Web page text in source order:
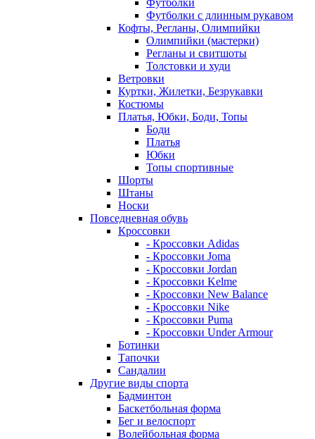
Футболки
Футболки с длинным рукавом
Кофты, Регланы, Олимпийки
Олимпийки (мастерки)
Регланы и свитшоты
Толстовки и худи
Ветровки
Куртки, Жилетки, Безрукавки
Костюмы
Платья, Юбки, Боди, Топы
Боди
Платья
Юбки
Топы спортивные
Шорты
Штаны
Носки
Повседневная обувь
Кроссовки
- Кроссовки Adidas
- Кроссовки Joma
- Кроссовки Jordan
- Кроссовки Kelme
- Кроссовки New Balance
- Кроссовки Nike
- Кроссовки Puma
- Кроссовки Under Armour
Ботинки
Тапочки
Сандалии
Другие виды спорта
Бадминтон
Баскетбольная форма
Бег и велоспорт
Волейбольная форма